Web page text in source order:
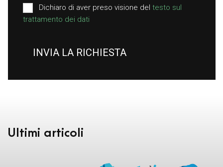
Dichiaro di aver preso visione del testo sul
trattamento dei dati
INVIA LA RICHIESTA
Ultimi articoli